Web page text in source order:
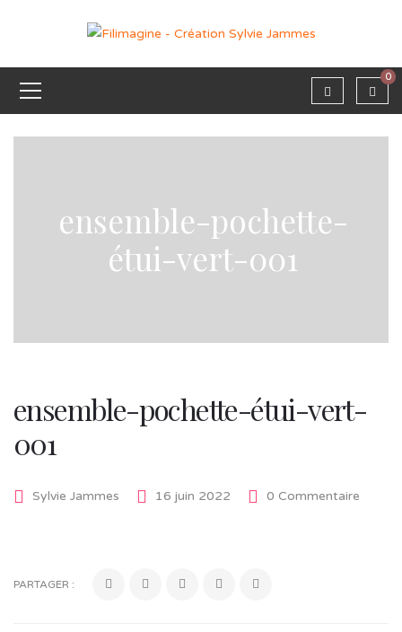
0
ensemble-pochette-
étui-vert-001
ensemble-pochette-étui-vert-
001
Sylvie Jammes 16 juin 2022 0 Commentaire
PARTAGER :